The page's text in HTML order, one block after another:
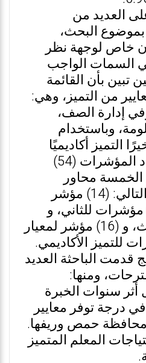
العديد من
بموضوع البحث،
خاص لوجهة نظر
السمات الواجب
تبين بأن القائمة
من التميز، وهي:
إدارة الصف،
وباستخدام
التميز أكاديميًا
(التخصص). وبلغ عدد المؤشرات (54)
محاور
الرئيسة على النحو التالي: (14) مؤشر
الأول، و (8) مؤشرات للثاني، و
(10) مؤشرات للثالث، و (16) مؤشر لمعيار
قدمت الباحثة العديد
ومنها:
أثر سنوات الخبرة
في درجة توفر معايير
محافظة حمص وريفها.
المعلم المتميز